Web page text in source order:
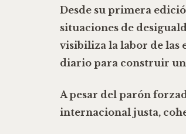
Desde su primera
situaciones de
visibiliza la labor de las
diario para construir
A pesar del parón
internacional justa,